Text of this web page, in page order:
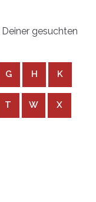
gesuchten
G H K
T W X